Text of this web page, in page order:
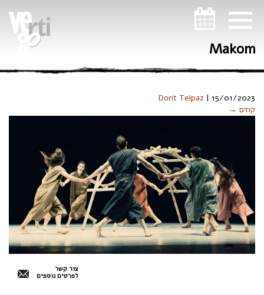
Makom
Dorit Telpaz | 15/01/2023
קודם →
צור קשר
לפרטים נוספים